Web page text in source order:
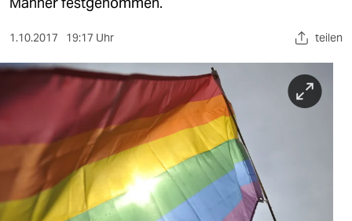
sport
berlin
wahrheit
verlag
1.10.2017 19:17 Uhr teilen